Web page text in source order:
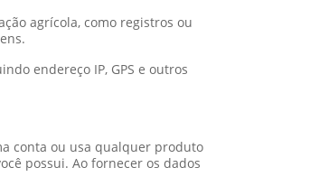
agrícola, como registros ou
endereço IP, GPS e outros
conta ou usa qualquer produto
possui. Ao fornecer os dados